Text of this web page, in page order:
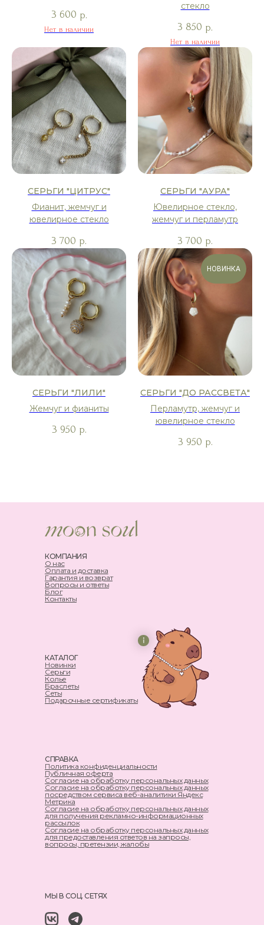
3 600 р.
Нет в наличии
стекло
3 850 р.
Нет в наличии
СЕРЬГИ "ЦИТРУС"
Фианит, жемчуг и
ювелирное стекло
3 700 р.
СЕРЬГИ "АУРА"
Ювелирное стекло,
жемчуг и перламутр
3 700 р.
СЕРЬГИ "ЛИЛИ"
Жемчуг и фианиты
3 950 р.
НОВИНКА
СЕРЬГИ "ДО РАССВЕТА"
Перламутр, жемчуг и
ювелирное стекло
3 950 р.
КОМПАНИЯ
О нас
Оплата и доставка
Гарантия и возврат
Вопросы и ответы
Блог
Контакты
МЫ В СОЦ. СЕТЯХ
СПРАВКА
Политика конфиденциальности
Публичная оферта
Согласие на обработку персональных данных
Согласие на обработку персональных данных
посредством сервиса веб-аналитики Яндекс
Метрика
Согласие на обработку персональных данных
для получения рекламно-информационных
рассылок
Согласие на обработку персональных данных
для предоставления ответов на запросы,
вопросы, претензии, жалобы
КАТАЛОГ
Новинки
Серьги
Колье
Браслеты
Сеты
Подарочные сертификаты